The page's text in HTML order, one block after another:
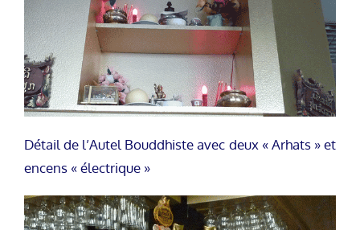
Détail de l’Autel Bouddhiste avec deux « Arhats » et
encens « électrique »